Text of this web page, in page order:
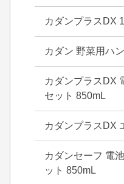
カダンプラスDX
カダン 野菜用ハ
カダンプラスDX
セット 850mL
カダンプラスDX
カダンセーフ 電
ット 850mL